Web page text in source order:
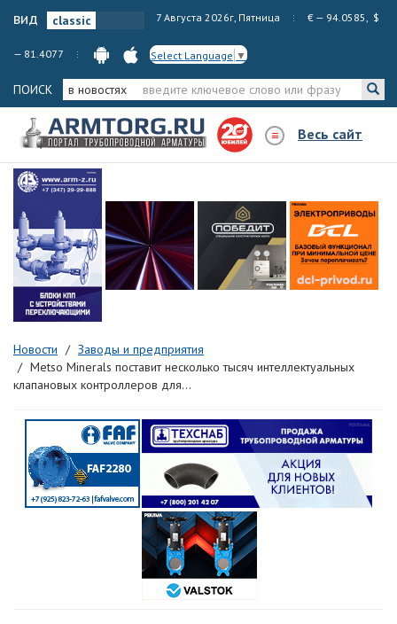
вид 7 Августа 2026г, Пятница € — 94.0585, $
— 81.4077 Select Language ▼
ПОИСК в новостях
Весь сайт
Новости
Заводы и предприятия
Metso Minerals поставит несколько тысяч интеллектуальных
клапановых контроллеров для...